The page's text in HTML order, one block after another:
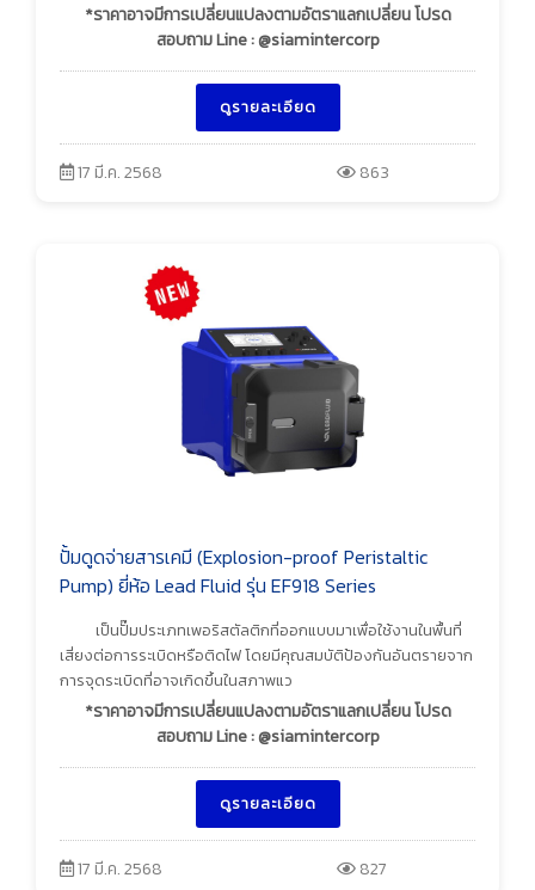
*ราคาอาจมีการเปลี่ยนแปลงตามอัตราแลกเปลี่ยน โปรด
สอบถาม Line : @siamintercorp
ดูรายละเอียด
17 มี.ค. 2568 863
ปั้มดูดจ่ายสารเคมี (Explosion-proof Peristaltic
Pump) ยี่ห้อ Lead Fluid รุ่น EF918 Series
เป็นปั๊มประเภทเพอริสตัลติกที่ออกแบบมาเพื่อใช้งานในพื้นที่
เสี่ยงต่อการระเบิดหรือติดไฟ โดยมีคุณสมบัติป้องกันอันตรายจาก
การจุดระเบิดที่อาจเกิดขึ้นในสภาพแว
*ราคาอาจมีการเปลี่ยนแปลงตามอัตราแลกเปลี่ยน โปรด
สอบถาม Line : @siamintercorp
ดูรายละเอียด
17 มี.ค. 2568 827